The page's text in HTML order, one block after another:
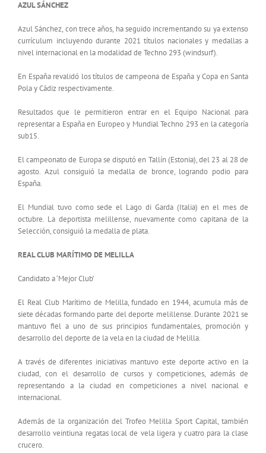
AZUL SÁNCHEZ
Azul Sánchez, con trece años, ha seguido incrementando su ya extenso
currículum incluyendo durante 2021 títulos nacionales y medallas a
nivel internacional en la modalidad de Techno 293 (windsurf).
En España revalidó los títulos de campeona de España y Copa en Santa
Pola y Cádiz respectivamente.
Resultados que le permitieron entrar en el Equipo Nacional para
representar a España en Europeo y Mundial Techno 293 en la categoría
sub15.
El campeonato de Europa se disputó en Tallín (Estonia), del 23 al 28 de
agosto. Azul consiguió la medalla de bronce, logrando podio para
España.
El Mundial tuvo como sede el Lago di Garda (Italia) en el mes de
octubre. La deportista melillense, nuevamente como capitana de la
Selección, consiguió la medalla de plata.
REAL CLUB MARÍTIMO DE MELILLA
Candidato a ‘Mejor Club’
El Real Club Marítimo de Melilla, fundado en 1944, acumula más de
siete décadas formando parte del deporte melillense. Durante 2021 se
mantuvo fiel a uno de sus principios fundamentales, promoción y
desarrollo del deporte de la vela en la ciudad de Melilla.
A través de diferentes iniciativas mantuvo este deporte activo en la
ciudad, con el desarrollo de cursos y competiciones, además de
representando a la ciudad en competiciones a nivel nacional e
internacional.
Además de la organización del Trofeo Melilla Sport Capital, también
desarrollo veintiuna regatas local de vela ligera y cuatro para la clase
crucero.